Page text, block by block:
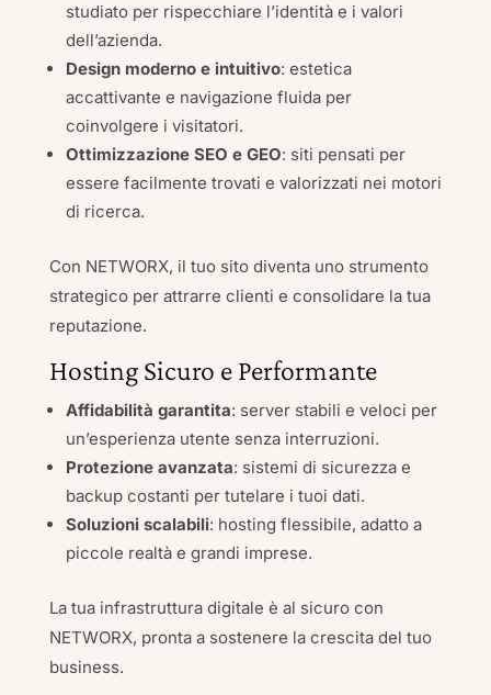
studiato per rispecchiare l’identità e i valori
dell’azienda.
Design moderno e intuitivo: estetica
accattivante e navigazione fluida per
coinvolgere i visitatori.
Ottimizzazione SEO e GEO: siti pensati per
essere facilmente trovati e valorizzati nei motori
di ricerca.
Con NETWORX, il tuo sito diventa uno strumento
strategico per attrarre clienti e consolidare la tua
reputazione.
Hosting Sicuro e Performante
Affidabilità garantita: server stabili e veloci per
un’esperienza utente senza interruzioni.
Protezione avanzata: sistemi di sicurezza e
backup costanti per tutelare i tuoi dati.
Soluzioni scalabili: hosting flessibile, adatto a
piccole realtà e grandi imprese.
La tua infrastruttura digitale è al sicuro con
NETWORX, pronta a sostenere la crescita del tuo
business.